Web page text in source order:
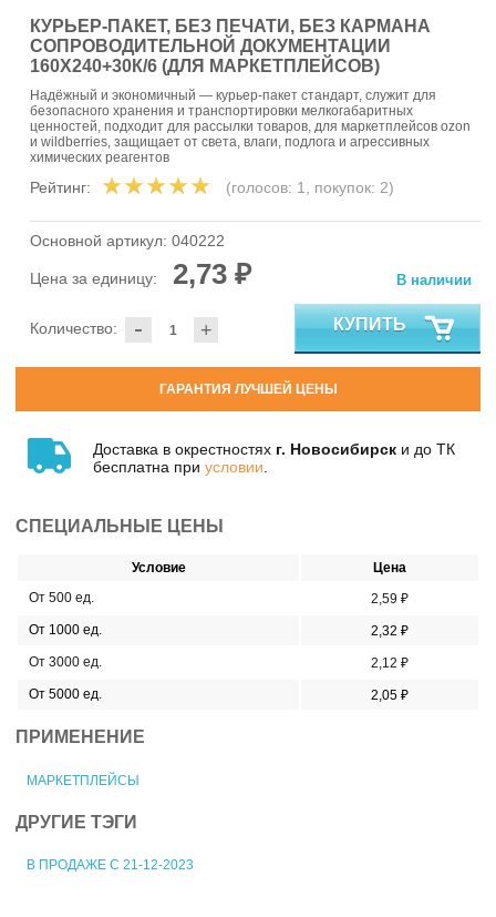
КУРЬЕР-ПАКЕТ, БЕЗ ПЕЧАТИ, БЕЗ КАРМАНА
СОПРОВОДИТЕЛЬНОЙ ДОКУМЕНТАЦИИ
160Х240+30К/6 (ДЛЯ МАРКЕТПЛЕЙСОВ)
Надёжный и экономичный — курьер-пакет стандарт, служит для
безопасного хранения и транспортировки мелкогабаритных
ценностей, подходит для рассылки товаров, для маркетплейсов ozon
и wildberries, защищает от света, влаги, подлога и агрессивных
химических реагентов
Рейтинг: (голосов: 1, покупок: 2)
Основной артикул: 040222
Цена за единицу: 2,73 ₽
- +
Количество:
В наличии
КУПИТЬ
ГАРАНТИЯ ЛУЧШЕЙ ЦЕНЫ
Доставка в окрестностях г. Новосибирск и до ТК
бесплатна при условии
СПЕЦИАЛЬНЫЕ ЦЕНЫ
Условие
Цена
От 500 ед.
2,59 ₽
От 1000 ед.
2,32 ₽
От 3000 ед.
2,12 ₽
От 5000 ед.
2,05 ₽
ПРИМЕНЕНИЕ
МАРКЕТПЛЕЙСЫ
ДРУГИЕ ТЭГИ
В ПРОДАЖЕ С 21-12-2023